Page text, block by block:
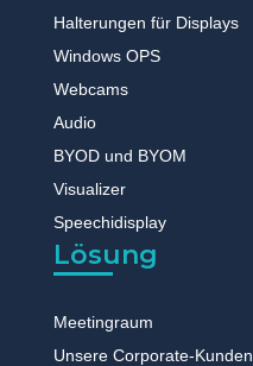
Halterungen für Displays
Windows OPS
Webcams
Audio
BYOD und BYOM
Visualizer
Speechidisplay
Lösung
Meetingraum
Unsere Corporate-Kunden